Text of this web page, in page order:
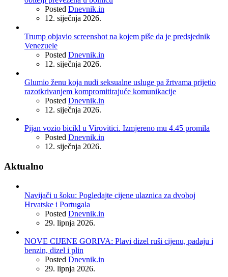
Posted Dnevnik.in
12. siječnja 2026.
Trump objavio screenshot na kojem piše da je predsjednik
Venezuele
Posted Dnevnik.in
12. siječnja 2026.
Glumio ženu koja nudi seksualne usluge pa žrtvama prijetio
razotkrivanjem kompromitirajuće komunikacije
Posted Dnevnik.in
12. siječnja 2026.
Pijan vozio bicikl u Virovitici. Izmjereno mu 4.45 promila
Posted Dnevnik.in
12. siječnja 2026.
Aktualno
Navijači u šoku: Pogledajte cijene ulaznica za dvoboj
Hrvatske i Portugala
Posted Dnevnik.in
29. lipnja 2026.
NOVE CIJENE GORIVA: Plavi dizel ruši cijenu, padaju i
benzin, dizel i plin
Posted Dnevnik.in
29. lipnja 2026.